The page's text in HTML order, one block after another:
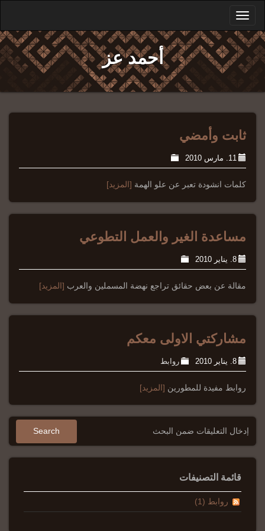
Toggle
navigation
أحمد عز
ثابت وأمضي
11. مارس 2010
كلمات انشودة تعبر عن علو الهمة [المزيد]
مساعدة الغير والعمل التطوعي
8. يناير 2010
مقالة عن بعض حقائق تراجع نهضة المسملين والعرب [المزيد]
مشاركتي الاولى معكم
8. يناير 2010 روابط
روابط مفيدة للمطورين [المزيد]
قائمة التصنيفات
روابط (1)